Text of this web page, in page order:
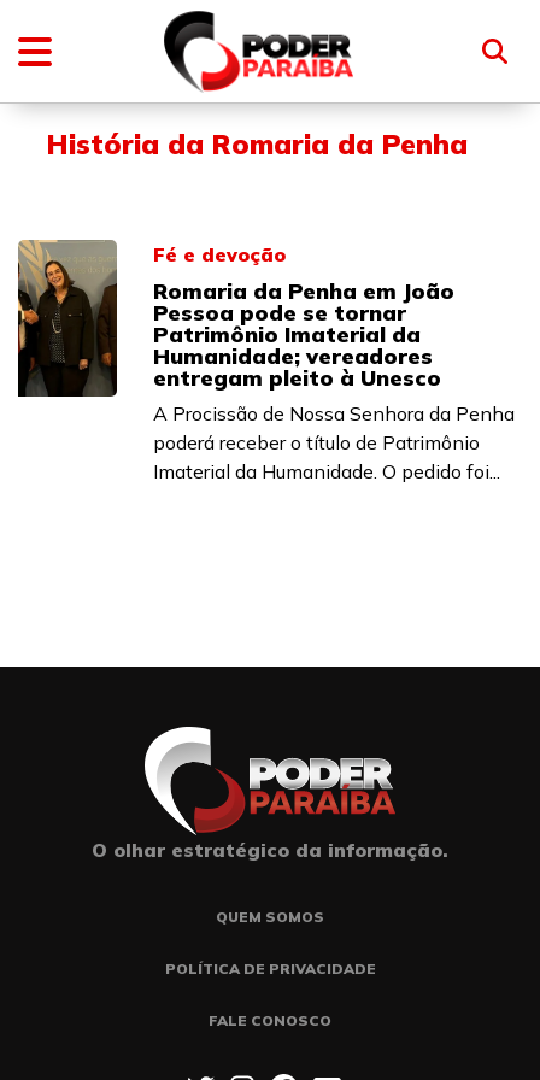
História da Romaria da Penha
Fé e devoção
Romaria da Penha em João
Pessoa pode se tornar
Patrimônio Imaterial da
Humanidade; vereadores
entregam pleito à Unesco
A Procissão de Nossa Senhora da Penha
poderá receber o título de Patrimônio
Imaterial da Humanidade. O pedido foi...
O olhar estratégico da informação.
QUEM SOMOS
POLÍTICA DE PRIVACIDADE
FALE CONOSCO